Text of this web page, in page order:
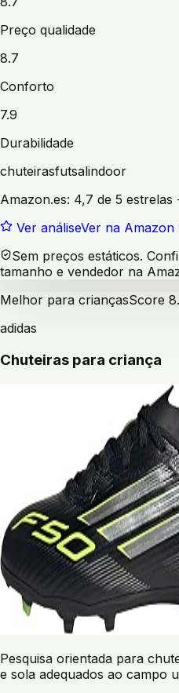
Preço qualidade
8.7
Conforto
7.9
Durabilidade
chuteirasfutsalindoor
Amazon.es: 4,7 de 5 estrelas
Ver análiseVer na Amazon
Sem preços estáticos.
tamanho e vendedor na
Melhor para criançasScore
adidas
Chuteiras para criança
Pesquisa orientada para
e sola adequados ao campo